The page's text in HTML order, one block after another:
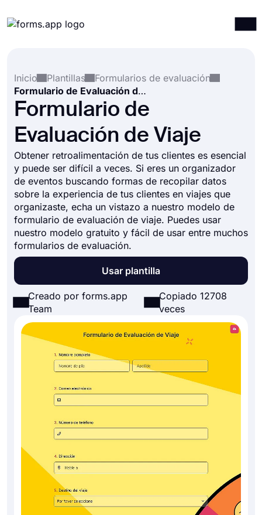
Integraciones
Plantillas
Recursos
Inicio
Plantillas
Formularios de evaluación
Formulario de Evaluación de Viaje
Formulario de
Evaluación de Viaje
Obtener retroalimentación de tus clientes es esencial
y puede ser difícil a veces. Si eres un organizador
de eventos buscando formas de recopilar datos
sobre la experiencia de tus clientes en viajes que
organizaste, echa un vistazo a nuestro modelo de
formulario de evaluación de viaje. Puedes usar
nuestro modelo gratuito y fácil de usar entre muchos
formularios de evaluación.
Usar plantilla
Creado por forms.app
Team
Copiado 12708
veces